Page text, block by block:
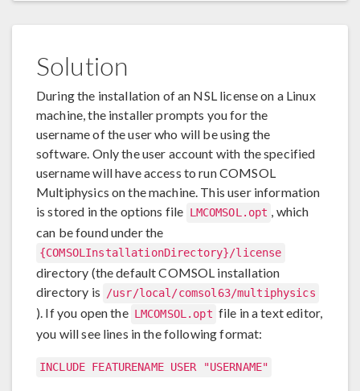
Solution
During the installation of an NSL license on a Linux
machine, the installer prompts you for the
username of the user who will be using the
software. Only the user account with the specified
username will have access to run COMSOL
Multiphysics on the machine. This user information
is stored in the options file LMCOMSOL.opt , which
can be found under the
{COMSOLInstallationDirectory}/license
directory (the default COMSOL installation
directory is
/usr/local/comsol63/multiphysics
). If you open the LMCOMSOL.opt file in a text editor,
you will see lines in the following format:
INCLUDE FEATURENAME USER "USERNAME"